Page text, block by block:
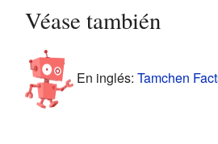
Véase también
En inglés: Tamchen